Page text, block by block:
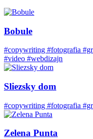
Bobule
#copywriting #fotografia
#video #webdizajn
Sliezsky dom
#copywriting #fotografia
Zelena Punta